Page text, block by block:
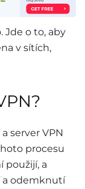
Jde o to, aby
v sítích,
server VPN
procesu
použijí, a
a odemknutí